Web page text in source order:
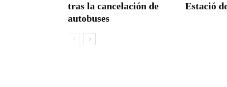
tras la cancelación de
autobuses
Estació